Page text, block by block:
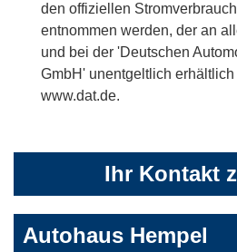
den offiziellen
entnommen werden, der an
und bei der 'Deutschen
GmbH' unentgeltlich erhältlich
www.dat.de.
Ihr Kontakt
Autohaus Hempel